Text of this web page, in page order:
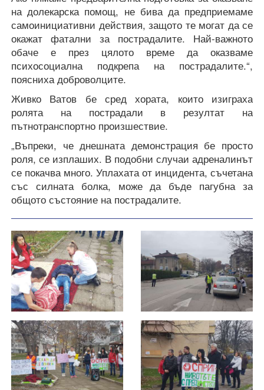
на долекарска помощ, не бива да предприемаме
самоинициативни действия, защото те могат да се
окажат фатални за пострадалите. Най-важното
обаче е през цялото време да оказваме
психосоциална подкрепа на пострадалите.“,
поясниха доброволците.
Живко Ватов бе сред хората, които изиграха
ролята на пострадали в резултат на
пътнотранспортно произшествие.
„Въпреки, че днешната демонстрация бе просто
роля, се изплаших. В подобни случаи адреналинът
се покачва много. Уплахата от инцидента, съчетана
със силната болка, може да бъде пагубна за
общото състояние на пострадалите.